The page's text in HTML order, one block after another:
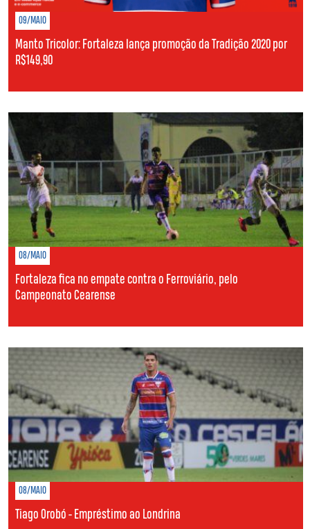
09/MAIO
Manto Tricolor: Fortaleza lança promoção da Tradição 2020 por
R$149,90
08/MAIO
Fortaleza fica no empate contra o Ferroviário, pelo
Campeonato Cearense
08/MAIO
Tiago Orobó - Empréstimo ao Londrina